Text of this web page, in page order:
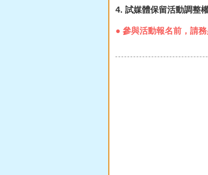
4. 試媒體保留活動調整權
● 參與活動報名前，請